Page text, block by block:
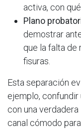
activa, con
Plano
demostrar
que la falta de
fisuras.
Esta separación
ejemplo,
con una
canal cómodo